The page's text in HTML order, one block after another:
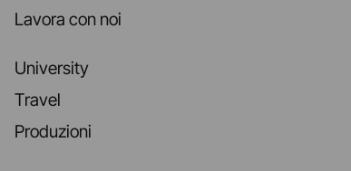
Lavora con noi
University
Travel
Produzioni